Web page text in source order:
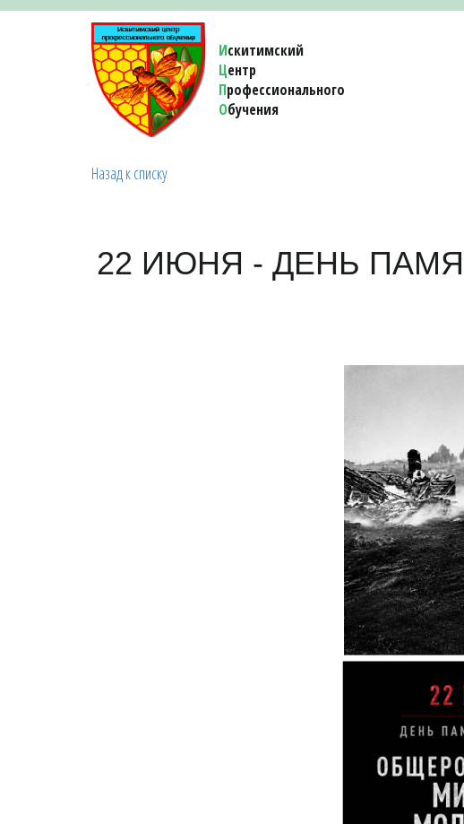
Искитимский
Центр
Профессионального
Обучения
Назад к списку
22 ИЮНЯ - ДЕНЬ